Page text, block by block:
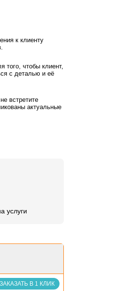
к клиенту
того, чтобы клиент,
с деталью и её
встретите
актуальные
услуги
ЗАКАЗАТЬ В 1 КЛИК